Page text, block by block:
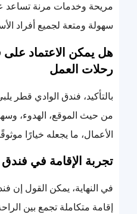
مريحة وخدمات مرنة تساعد
سهولة ومتعة لجميع أفراد
هل يمكن الاعتماد
رحلات العمل
بالتأكيد، فندق الوادي قطر
من حيث الموقع، الهدوء،
الأعمال، ما يجعله خيارًا
تجربة الإقامة في
في النهاية، يمكن القول إن
إقامة متكاملة تجمع بين